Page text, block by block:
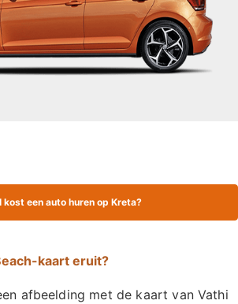
kost een auto huren op Kreta?
kaart eruit?
afbeelding met de kaart van Vathi